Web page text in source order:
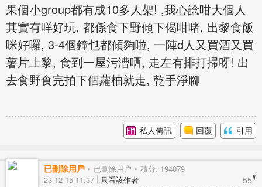
果個小group都有成10多人架! ,我心諗咁大個人
其實有咩好玩, 都係食下野傾下偈咁啫, 出黎食飯
咪好囉, 3-4個鐘乜都傾夠啦, 一陣d人又買酒又買
薯片上黎, 食到一屋污漕哂, 走左有排打掃呀! 出
去食野食完拍下個蘿柚就走, 乾手淨腳
私人傳訊 回覆 引用
已刪除用戶 已刪除用户 積分: 194079
55#
23-12-15 11:37 只看該作者